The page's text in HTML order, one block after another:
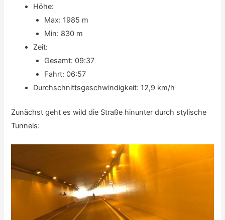
Höhe:
Max: 1985 m
Min: 830 m
Zeit:
Gesamt: 09:37
Fahrt: 06:57
Durchschnittsgeschwindigkeit: 12,9 km/h
Zunächst geht es wild die Straße hinunter durch stylische
Tunnels: